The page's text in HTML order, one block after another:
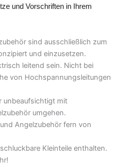
und Vorschriften in Ihrem
sind ausschließlich zum
und einzusetzen.
leitend sein. Nicht bei
von Hochspannungsleitungen
unbeaufsichtigt mit
umgehen.
Angelzubehör fern von
Kleinteile enthalten.